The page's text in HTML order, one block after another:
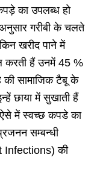
का उपलब्ध हो
गरीबी के चलते
खरीद पाने में
करती हैं उनमें 45 %
की सामाजिक टैबू के
छाया में सुखाती हैं
में स्वच्छ कपडे का
सम्बन्धी
की